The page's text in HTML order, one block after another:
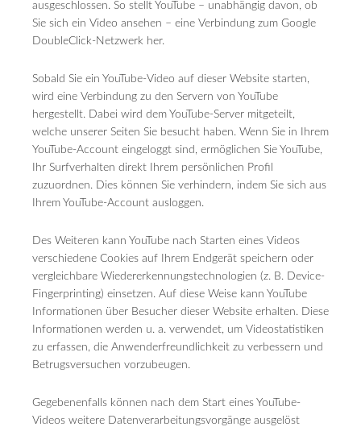
ausgeschlossen. So stellt YouTube – unabhängig davon, ob
Sie sich ein Video ansehen – eine Verbindung zum Google
DoubleClick-Netzwerk her.
Sobald Sie ein YouTube-Video auf dieser Website starten,
wird eine Verbindung zu den Servern von YouTube
hergestellt. Dabei wird dem YouTube-Server mitgeteilt,
welche unserer Seiten Sie besucht haben. Wenn Sie in Ihrem
YouTube-Account eingeloggt sind, ermöglichen Sie YouTube,
Ihr Surfverhalten direkt Ihrem persönlichen Profil
zuzuordnen. Dies können Sie verhindern, indem Sie sich aus
Ihrem YouTube-Account ausloggen.
Des Weiteren kann YouTube nach Starten eines Videos
verschiedene Cookies auf Ihrem Endgerät speichern oder
vergleichbare Wiedererkennungstechnologien (z. B. Device-
Fingerprinting) einsetzen. Auf diese Weise kann YouTube
Informationen über Besucher dieser Website erhalten. Diese
Informationen werden u. a. verwendet, um Videostatistiken
zu erfassen, die Anwenderfreundlichkeit zu verbessern und
Betrugsversuchen vorzubeugen.
Gegebenenfalls können nach dem Start eines YouTube-
Videos weitere Datenverarbeitungsvorgänge ausgelöst